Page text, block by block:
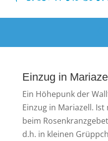
Einzug in
Ein Höhepunk der
Einzug in Mariazell.
beim
d.h. in kleinen